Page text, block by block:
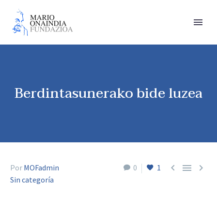
Berdintasunerako bide luzea
0 1   
Por MOFadmin
Sin categoría